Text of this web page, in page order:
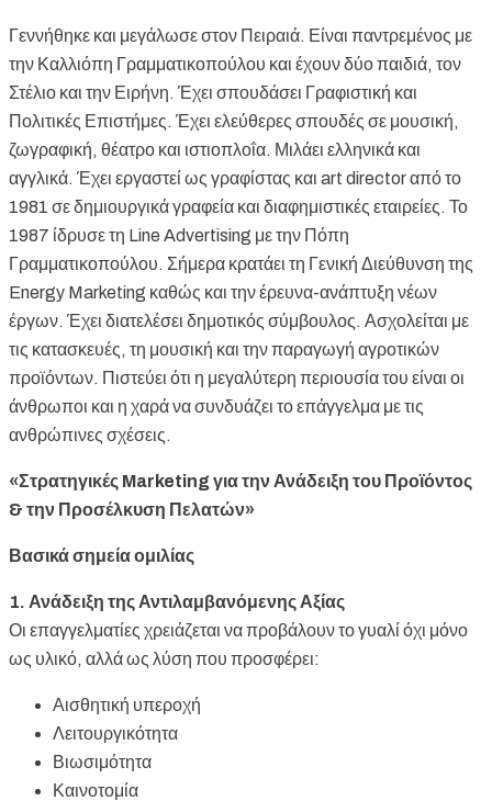
Γεννήθηκε και μεγάλωσε στον Πειραιά. Είναι παντρεμένος με
την Καλλιόπη Γραμματικοπούλου και έχουν δύο παιδιά, τον
Στέλιο και την Ειρήνη. Έχει σπουδάσει Γραφιστική και
Πολιτικές Επιστήμες. Έχει ελεύθερες σπουδές σε μουσική,
ζωγραφική, θέατρο και ιστιοπλοΐα. Μιλάει ελληνικά και
αγγλικά. Έχει εργαστεί ως γραφίστας και art director από το
1981 σε δημιουργικά γραφεία και διαφημιστικές εταιρείες. Το
1987 ίδρυσε τη Line Advertising με την Πόπη
Γραμματικοπούλου. Σήμερα κρατάει τη Γενική Διεύθυνση της
Energy Marketing καθώς και την έρευνα-ανάπτυξη νέων
έργων. Έχει διατελέσει δημοτικός σύμβουλος. Ασχολείται με
τις κατασκευές, τη μουσική και την παραγωγή αγροτικών
προϊόντων. Πιστεύει ότι η μεγαλύτερη περιουσία του είναι οι
άνθρωποι και η χαρά να συνδυάζει το επάγγελμα με τις
ανθρώπινες σχέσεις.
«Στρατηγικές Marketing για την Ανάδειξη του Προϊόντος
& την Προσέλκυση Πελατών»
Βασικά σημεία ομιλίας
1. Ανάδειξη της Αντιλαμβανόμενης Αξίας
Οι επαγγελματίες χρειάζεται να προβάλουν το γυαλί όχι μόνο
ως υλικό, αλλά ως λύση που προσφέρει:
Αισθητική υπεροχή
Λειτουργικότητα
Βιωσιμότητα
Καινοτομία